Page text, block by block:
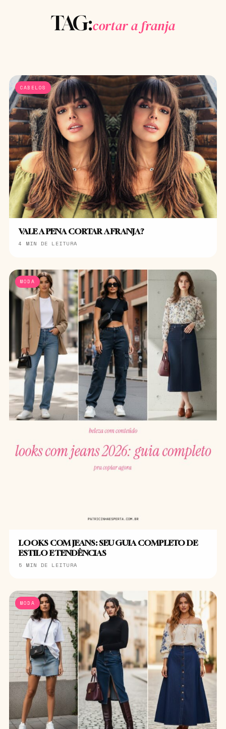
TAG:cortar a franja
CABELOS
VALE A PENA CORTAR A FRANJA?
4 MIN DE LEITURA
MODA
LOOKS COM JEANS: SEU GUIA COMPLETO DE
ESTILO E TENDÊNCIAS
5 MIN DE LEITURA
MODA